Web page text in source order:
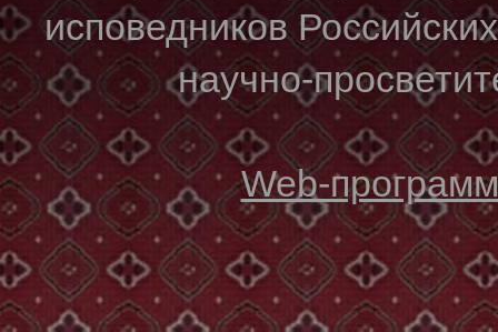
исповедников
научно-
Web-